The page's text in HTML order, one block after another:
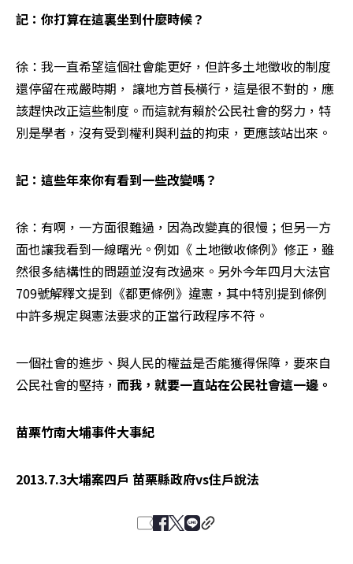
記：你打算在這裏坐到什麼時候？
徐：我一直希望這個社會能更好，但許多土地徵收的制度
還停留在戒嚴時期， 讓地方首長橫行，這是很不對的，應
該趕快改正這些制度。而這就有賴於公民社會的努力，特
別是學者，沒有受到權利與利益的拘束，更應該站出來。
記：這些年來你有看到一些改變嗎？
徐：有啊，一方面很難過，因為改變真的很慢；但另一方
面也讓我看到一線曙光。例如《 土地徵收條例》修正，雖
然很多結構性的問題並沒有改過來。另外今年四月大法官
709號解釋文提到《都更條例》違憲，其中特別提到條例
中許多規定與憲法要求的正當行政程序不符。
一個社會的進步、與人民的權益是否能獲得保障，要來自
公民社會的堅持， 而我，就要一直站在公民社會這一邊。
苗栗竹南大埔事件大事紀
2013.7.3大埔案四戶 苗栗縣政府vs住戶說法